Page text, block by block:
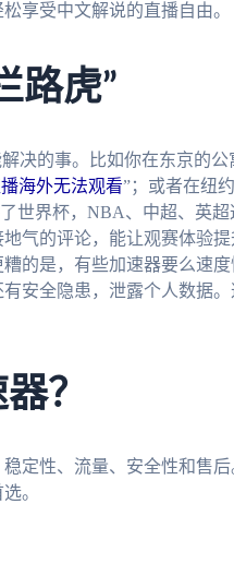
享受中文解说的直播自由。
路虎”
决的事。比如你在东京的公
海外无法观看”；或者在纽
世界杯，NBA、中超、英超
气的评论，能让观赛体验提
的是，有些加速器要么速度
安全隐患，泄露个人数据。
？
定性、流量、安全性和售后
。